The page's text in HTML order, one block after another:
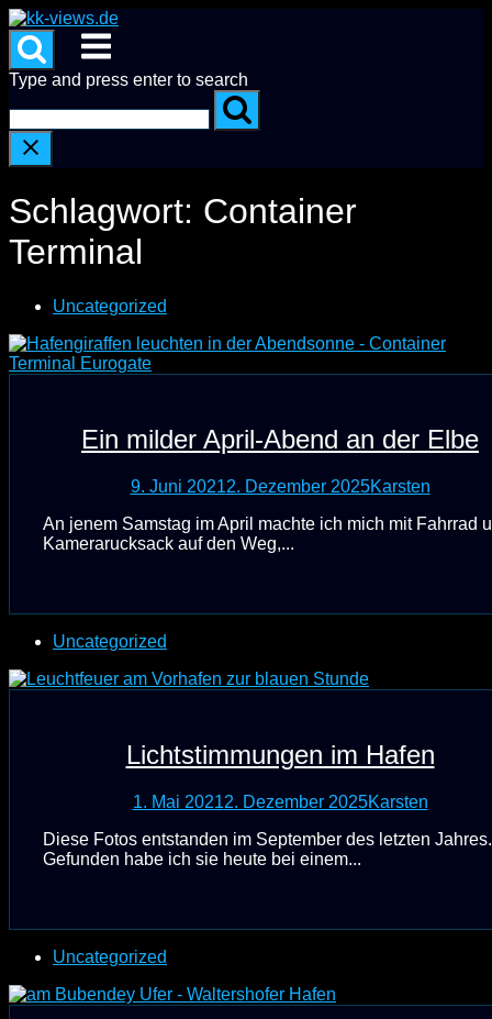
Skip
to
content
Menu
Type and press enter to search
Schlagwort: Container
Terminal
Uncategorized
Ein milder April-Abend an der Elbe
9. Juni 20212. Dezember 2025Karsten
An jenem Samstag im April machte ich mich mit Fahrrad
Kamerarucksack auf den Weg,...
Uncategorized
Lichtstimmungen im Hafen
1. Mai 20212. Dezember 2025Karsten
Diese Fotos entstanden im September des letzten Jahres.
Gefunden habe ich sie heute bei einem...
Uncategorized